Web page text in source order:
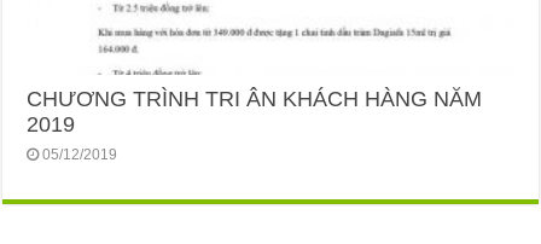
CHƯƠNG TRÌNH TRI ÂN KHÁCH HÀNG NĂM
2019
05/12/2019